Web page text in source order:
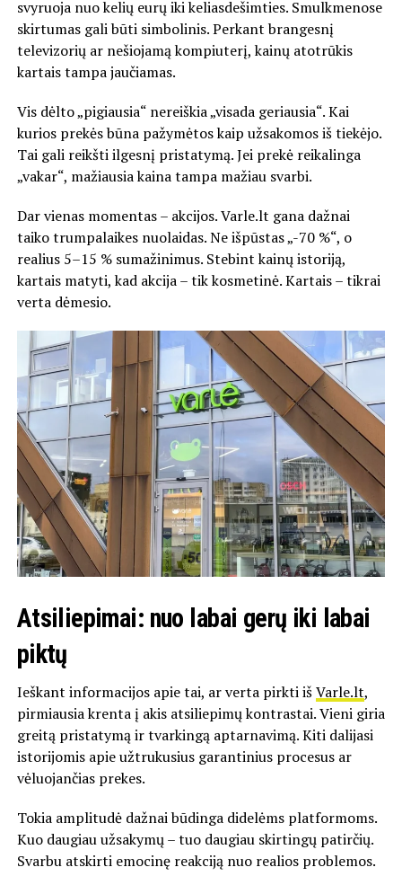
svyruoja nuo kelių eurų iki keliasdešimties. Smulkmenose
skirtumas gali būti simbolinis. Perkant brangesnį
televizorių ar nešiojamą kompiuterį, kainų atotrūkis
kartais tampa jaučiamas.
Vis dėlto „pigiausia“ nereiškia „visada geriausia“. Kai
kurios prekės būna pažymėtos kaip užsakomos iš tiekėjo.
Tai gali reikšti ilgesnį pristatymą. Jei prekė reikalinga
„vakar“, mažiausia kaina tampa mažiau svarbi.
Dar vienas momentas – akcijos. Varle.lt gana dažnai
taiko trumpalaikes nuolaidas. Ne išpūstas „-70 %“, o
realius 5–15 % sumažinimus. Stebint kainų istoriją,
kartais matyti, kad akcija – tik kosmetinė. Kartais – tikrai
verta dėmesio.
Atsiliepimai: nuo labai gerų iki labai
piktų
Ieškant informacijos apie tai, ar verta pirkti išVarle.lt,
pirmiausia krenta į akis atsiliepimų kontrastai. Vieni giria
greitą pristatymą ir tvarkingą aptarnavimą. Kiti dalijasi
istorijomis apie užtrukusius garantinius procesus ar
vėluojančias prekes.
Tokia amplitudė dažnai būdinga didelėms platformoms.
Kuo daugiau užsakymų – tuo daugiau skirtingų patirčių.
Svarbu atskirti emocinę reakciją nuo realios problemos.